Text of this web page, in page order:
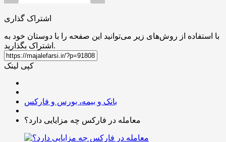
اشتراک گذاری
با استفاده از روش‌های زیر می‌توانید این صفحه را با دوستان خود به
اشتراک بگذارید.
کپی لینک
بانک و بیمه، بورس و فارکس
معامله در فارکس چه مزایایی دارد؟